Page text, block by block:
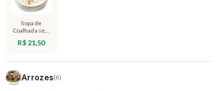
Sopa de
Coalhada sem
Carne - 500g
R$ 21,50
Arrozes(6)